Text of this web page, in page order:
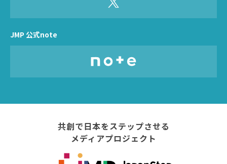
JMP 公式note
共創で日本をステップさせる
メディアプロジェクト